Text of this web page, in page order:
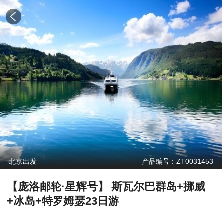
北京出发 产品编号：ZT0031453
【庞洛邮轮·星辉号】 斯瓦尔巴群岛+挪威
+冰岛+特罗姆瑟23日游